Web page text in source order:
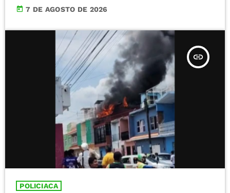
today 7 DE AGOSTO DE 2026
insert_link
POLICIACA